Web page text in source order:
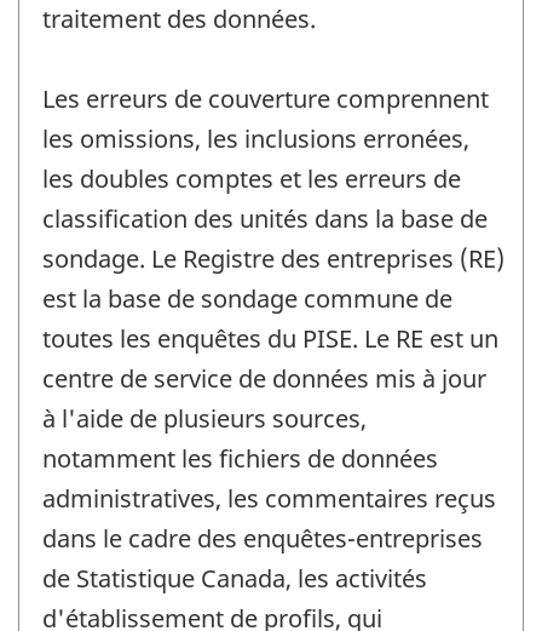
traitement des données.
Les erreurs de couverture comprennent
les omissions, les inclusions erronées,
les doubles comptes et les erreurs de
classification des unités dans la base de
sondage. Le Registre des entreprises (RE)
est la base de sondage commune de
toutes les enquêtes du PISE. Le RE est un
centre de service de données mis à jour
à l'aide de plusieurs sources,
notamment les fichiers de données
administratives, les commentaires reçus
dans le cadre des enquêtes-entreprises
de Statistique Canada, les activités
d'établissement de profils, qui